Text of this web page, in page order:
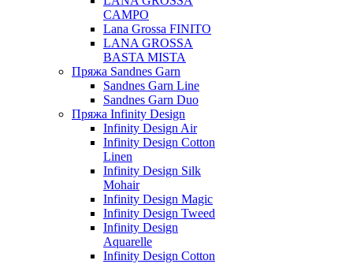
CAMPO
Lana Grossa FINITO
LANA GROSSA
BASTA MISTA
Пряжа Sandnes Garn
Sandnes Garn Line
Sandnes Garn Duo
Пряжа Infinity Design
Infinity Design Air
Infinity Design Cotton
Linen
Infinity Design Silk
Mohair
Infinity Design Magic
Infinity Design Tweed
Infinity Design
Aquarelle
Infinity Design Cotton